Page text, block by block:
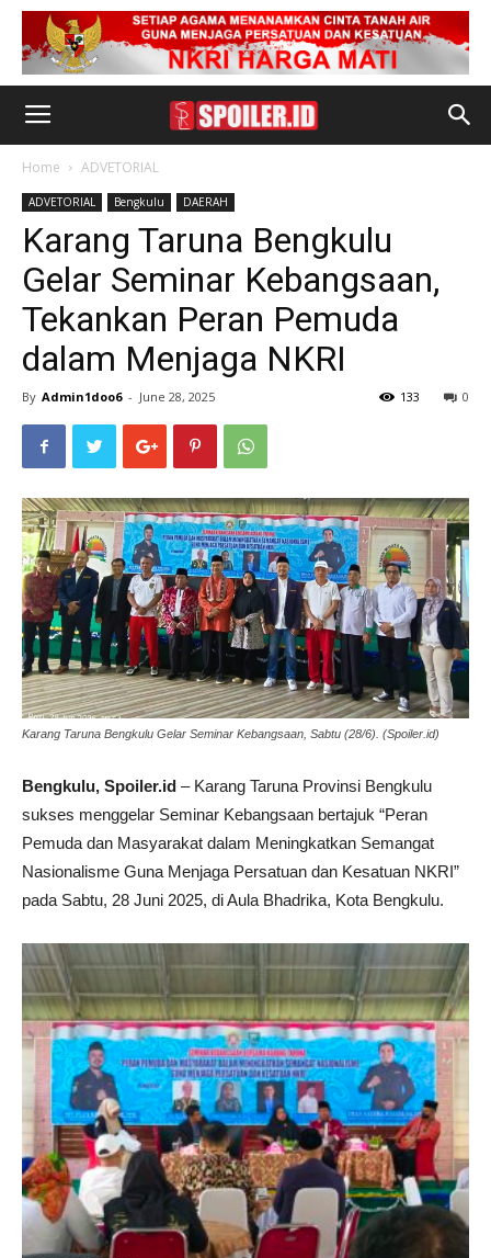
Home ADVETORIAL
ADVETORIAL Bengkulu DAERAH
Karang Taruna Bengkulu
Gelar Seminar Kebangsaan,
Tekankan Peran Pemuda
dalam Menjaga NKRI
By Admin1doo6 - June 28, 2025 0
133
Karang Taruna Bengkulu Gelar Seminar Kebangsaan, Sabtu (28/6). (Spoiler.id)
Bengkulu, Spoiler.id – Karang Taruna Provinsi Bengkulu
sukses menggelar Seminar Kebangsaan bertajuk “Peran
Pemuda dan Masyarakat dalam Meningkatkan Semangat
Nasionalisme Guna Menjaga Persatuan dan Kesatuan NKRI”
pada Sabtu, 28 Juni 2025, di Aula Bhadrika, Kota Bengkulu.